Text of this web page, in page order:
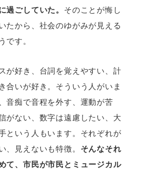
過ごしていた。 そのことが悔し
たから、社会のゆがみが見える
です。
が好き、台詞を覚えやすい、計
合いが好き。そういう人がいま
音痴で音程を外す、運動が苦
がない、数字は遠慮したい、大
という人もいます。それぞれが
、見えないも特徴。 そんなそれ
て、市民が市民とミュージカル